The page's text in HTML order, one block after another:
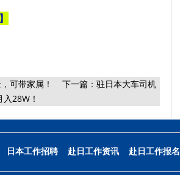
可带家属！ 下一篇： 驻日本大车司机
28W！
日本工作招聘 赴日工作资讯 赴日工作报名